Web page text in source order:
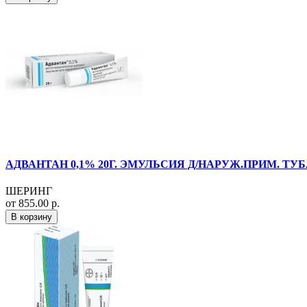
АДВАНТАН 0,1% 20Г. ЭМУЛЬСИЯ Д/НАРУЖ.ПРИМ.
ШЕРИНГ
от 855.00 р.
В корзину